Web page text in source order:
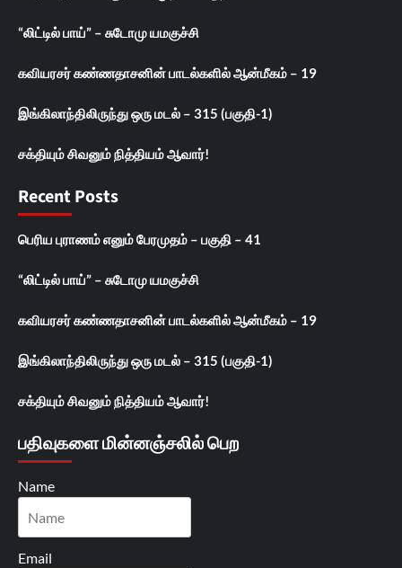
“லிட்டில் பாய்” – சுடோமு யமகுச்சி
கவியரசர் கண்ணதாசனின் பாடல்களில் ஆன்மீகம் – 19
இங்கிலாந்திலிருந்து ஒரு மடல் – 315 (பகுதி-1)
சக்தியும் சிவனும் நித்தியம் ஆவார்!
Recent Posts
பெரிய புராணம் எனும் பேரமுதம் – பகுதி – 41
“லிட்டில் பாய்” – சுடோமு யமகுச்சி
கவியரசர் கண்ணதாசனின் பாடல்களில் ஆன்மீகம் – 19
இங்கிலாந்திலிருந்து ஒரு மடல் – 315 (பகுதி-1)
சக்தியும் சிவனும் நித்தியம் ஆவார்!
பதிவுகளை மின்னஞ்சலில் பெற
Name
Email